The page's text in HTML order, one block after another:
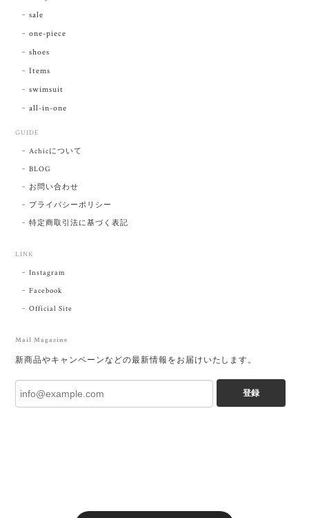
sale
one-piece
shoes
Items
swimsuit
all-in-one
GUIDE
Achicについて
BLOG
お問い合わせ
プライバシーポリシー
特定商取引法に基づく表記
LINK
Instagram
Facebook
Official Site
Mail Magazine
新商品やキャンペーンなどの最新情報をお届けいたします。
登録